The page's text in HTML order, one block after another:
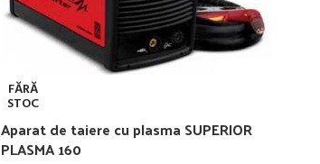
FĂRĂ
STOC
Aparat de taiere cu plasma SUPERIOR
PLASMA 160